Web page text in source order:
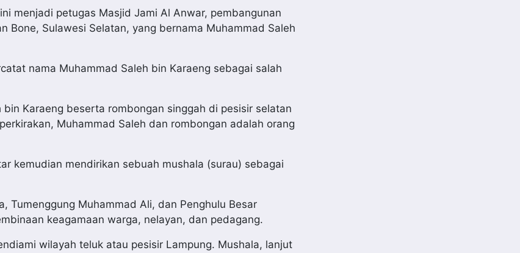
menjadi petugas Masjid Jami Al Anwar, pembangunan
Bone, Sulawesi Selatan, yang bernama Muhammad Saleh
nama Muhammad Saleh bin Karaeng sebagai salah
Karaeng beserta rombongan singgah di pesisir selatan
Muhammad Saleh dan rombongan adalah orang
kemudian mendirikan sebuah mushala (surau) sebagai
Tumenggung Muhammad Ali, dan Penghulu Besar
keagamaan warga, nelayan, dan pedagang.
wilayah teluk atau pesisir Lampung. Mushala, lanjut